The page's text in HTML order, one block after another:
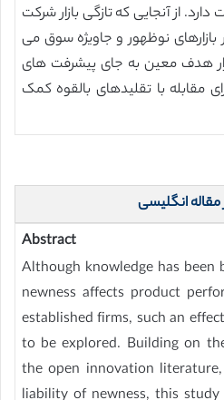
دارد. از آنجایی که تازگی بازار شرکت
نوظهور و جاویژه سوق می
هدف معین به جای پیشرفت های
مقابله با تقلیدهای بالقوه کمک
انگلیسی
Abstract
Although knowledge has
newness affects product
established firms, such an
to be explored. Building on
the open innovation